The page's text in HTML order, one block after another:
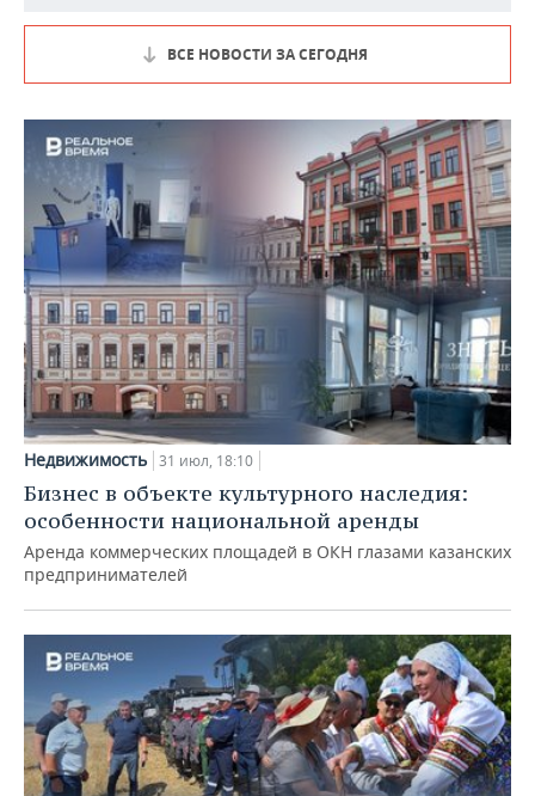
ВСЕ НОВОСТИ ЗА СЕГОДНЯ
Недвижимость 31 июл, 18:10
Бизнес в объекте культурного наследия:
особенности национальной аренды
Аренда коммерческих площадей в ОКН глазами казанских
предпринимателей